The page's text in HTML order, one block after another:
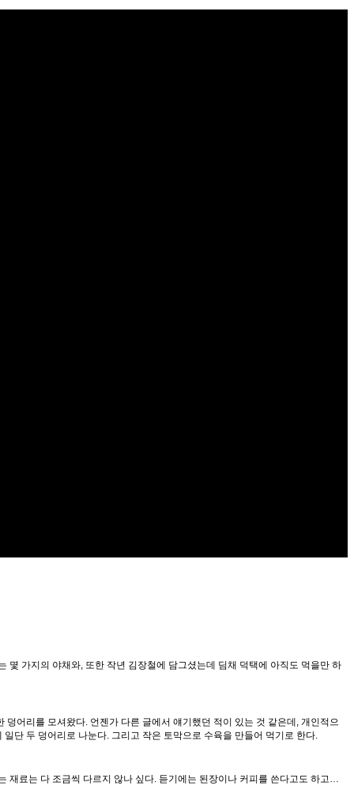
가지의 야채와, 또한 작년 김장철에 담그셨는데 딤채 덕택에 아직도 먹을만 하
어리를 모셔왔다. 언젠가 다른 글에서 얘기했던 적이 있는 것 같은데, 개인적으
단 두 덩어리로 나눈다. 그리고 작은 토막으로 수육을 만들어 먹기로 한다.
재료는 다 조금씩 다르지 않나 싶다. 듣기에는 된장이나 커피를 쓴다고도 하고…